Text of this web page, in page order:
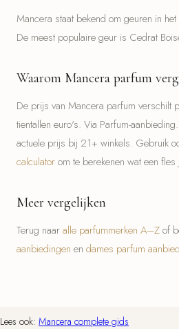
Mancera staat bekend om geuren in
De meest populaire geur is Cedrat
Waarom Mancera parfum
De prijs van Mancera parfum verschilt
tientallen euro's. Via Parfum-
actuele prijs bij 21+ winkels. Gebruik
calculatorom te berekenen wat een
Meer vergelijken
Terug naaralle parfummerken A–Zof
aanbiedingen en dames parfum
Lees ook: Mancera complete gids